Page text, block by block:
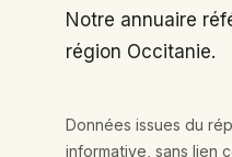
Notre annuaire
région Occitanie.
Données issues du
informative, sans lien